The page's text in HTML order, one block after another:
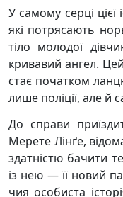
У самому серці цієї
які потрясають
тіло молодої
кривавий ангел.
стає початком
лише поліції, але й
До справи
Мерете Лінґе,
здатністю бачити
із нею — її новий
чия особиста